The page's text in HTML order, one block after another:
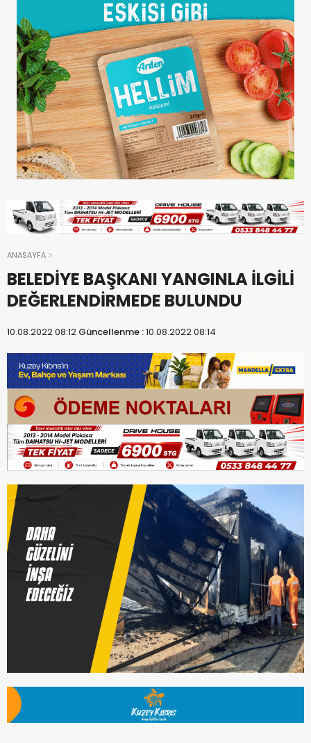
ANASAYFA
BELEDİYE BAŞKANI YANGINLA İLGİLİ
DEĞERLENDİRMEDE BULUNDU
10.08.2022 08:12 Güncellenme :10.08.2022 08:14